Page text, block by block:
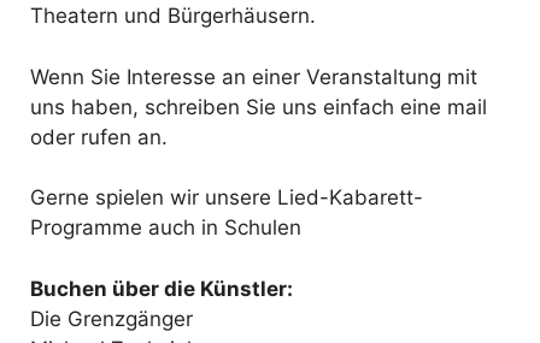
Theatern und Bürgerhäusern.
Wenn Sie Interesse an einer Veranstaltung mit
uns haben, schreiben Sie uns einfach eine mail
oder rufen an.
Gerne spielen wir unsere Lied-Kabarett-
Programme auch in Schulen
Buchen über die Künstler:
Die Grenzgänger